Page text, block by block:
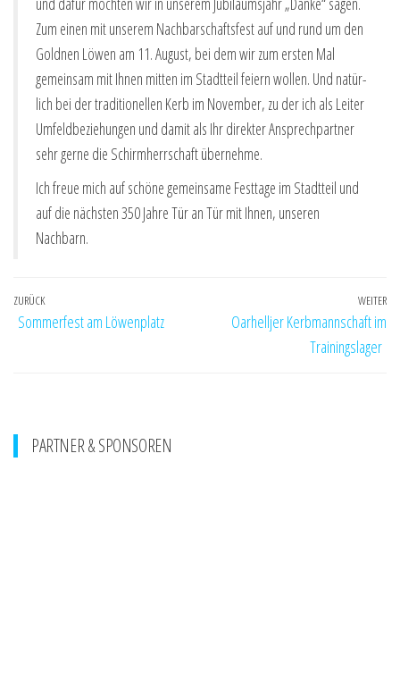
Zum einen mit unse­rem Nach­bar­schafts­fest auf und rund um den
Gold­nen Löwen am 11. August, bei dem wir zum ers­ten Mal
gemein­sam mit Ihnen mit­ten im Stadt­teil fei­ern wol­len. Und natür­
lich bei der tra­di­tio­nel­len Kerb im Novem­ber, zu der ich als Lei­ter
Umfeld­be­zie­hun­gen und damit als Ihr direk­ter Ansprech­part­ner
sehr ger­ne die Schirm­herr­schaft übernehme.
Ich freue mich auf schö­ne gemein­sa­me Fest­ta­ge im Stadt­teil und
auf die nächs­ten 350 Jah­re Tür an Tür mit Ihnen, unse­ren
Nachbarn.
Beitragsnavigation
Vorheriger
Beitrag
ZURÜCK
Sommerfest am Löwenplatz
WEITER
Oarhelljer Kerbmannschaft im
Trainingslager
PARTNER & SPONSOREN